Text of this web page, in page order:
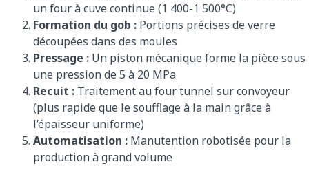
un four à cuve continue (1 400-1 500°C)
Formation du gob : Portions précises de verre
découpées dans des moules
Pressage : Un piston mécanique forme la pièce sous
une pression de 5 à 20 MPa
Recuit : Traitement au four tunnel sur convoyeur
(plus rapide que le soufflage à la main grâce à
l’épaisseur uniforme)
Automatisation : Manutention robotisée pour la
production à grand volume